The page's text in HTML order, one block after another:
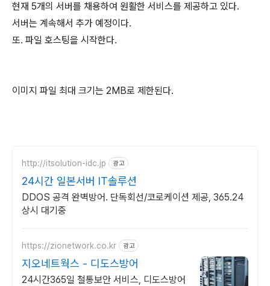
현재 5개의 서버를 채용하여 원활한 서비스를 제공하고 있다.
서버는 계속해서 추가 예정이다.
또. 파일 호스팅을 시작한다.
이미지 파일 최대 크기는 2MB로 제한된다.
http://itsolution-idc.jp 광고
24시간 일본서버 IT솔루션
DDOS 공격 완벽방어. 단독회선/코로케이션 제공, 365.24
상시 대기중
https://zionetwork.co.kr 광고
지오네트웍스 - 디도스방어
24시간365일 철통보안 서비스, 디도스방어